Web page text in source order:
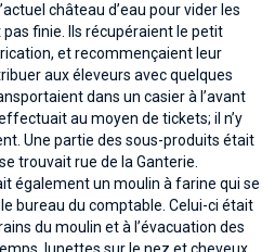
château d’eau pour vider les
pas finie. Ils récupéraient le petit
et recommençaient leur
aux éleveurs avec quelques
dans un casier à l’avant
au moyen de tickets; il n’y
Une partie des sous-produits était
trouvait rue de la Ganterie.
également un moulin à farine qui se
bureau du comptable. Celui-ci était
du moulin et à l’évacuation des